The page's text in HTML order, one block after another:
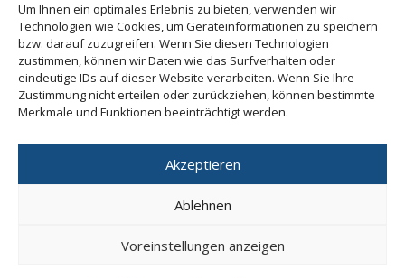
Um Ihnen ein optimales Erlebnis zu bieten, verwenden wir
Technologien wie Cookies, um Geräteinformationen zu speichern
bzw. darauf zuzugreifen. Wenn Sie diesen Technologien
zustimmen, können wir Daten wie das Surfverhalten oder
eindeutige IDs auf dieser Website verarbeiten. Wenn Sie Ihre
Zustimmung nicht erteilen oder zurückziehen, können bestimmte
Merkmale und Funktionen beeinträchtigt werden.
Akzeptieren
Ablehnen
Voreinstellungen anzeigen
Kontakt
0261 6506-5061
info@pilgerheiligtum.de
BIC GENODEF1M05